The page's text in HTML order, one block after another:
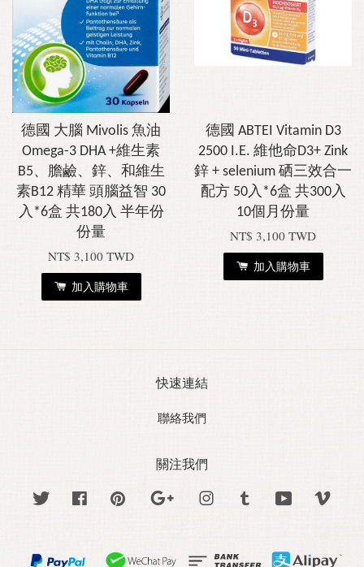
德國 大腦 Mivolis 魚油
Omega-3 DHA +維生素
B5、膽鹼、鋅、和維生
素B12 精華 頭腦益智 30
入*6盒 共180入 半年份
份量
NT$ 3,100 TWD
加入購物車
德國 ABTEI Vitamin D3
2500 I.E. 維他命D3+ Zink
鋅 + selenium 硒三效合一
配方 50入*6盒 共300入
10個月份量
NT$ 3,100 TWD
加入購物車
快速連結
聯絡我們
關注我們
Twitter Facebook Pinterest Google Instagram Tumblr YouTube